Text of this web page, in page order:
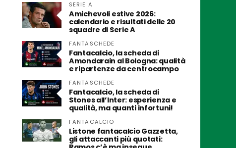
SERIE A
Amichevoli estive 2026:
calendario e risultati delle 20
squadre di Serie A
FANTASCHEDE
Fantacalcio, la scheda di
Amondarain al Bologna: qualità
e ripartenze da centrocampo
FANTASCHEDE
Fantacalcio, la scheda di
Stones all’Inter: esperienza e
qualità, ma quanti infortuni!
FANTACALCIO
Listone fantacalcio Gazzetta,
gli attaccanti più quotati: